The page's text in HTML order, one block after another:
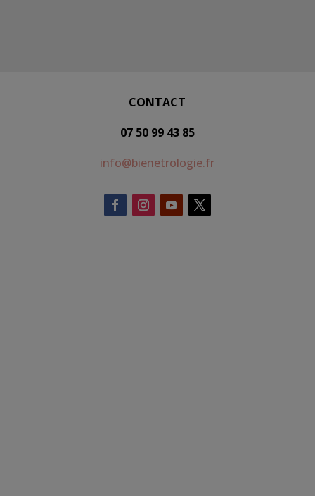
CONTACT
07 50 99 43 85
info@bienetrologie.fr